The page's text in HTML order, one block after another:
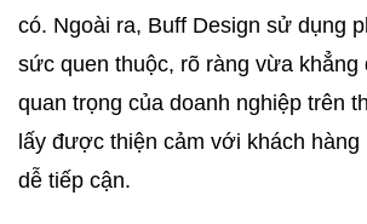
có. Ngoài ra, Buff Design sử dụng
sức quen thuộc, rõ ràng vừa khẳng
quan trọng của doanh nghiệp trên
lấy được thiện cảm với khách
dễ tiếp cận.